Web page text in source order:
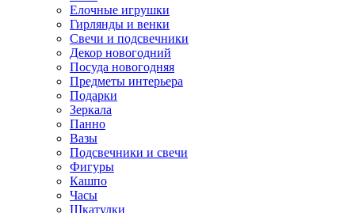
Елочные игрушки
Гирлянды и венки
Свечи и подсвечники
Декор новогодний
Посуда новогодняя
Предметы интерьера
Подарки
Зеркала
Панно
Вазы
Подсвечники и свечи
Фигуры
Кашпо
Часы
Шкатулки